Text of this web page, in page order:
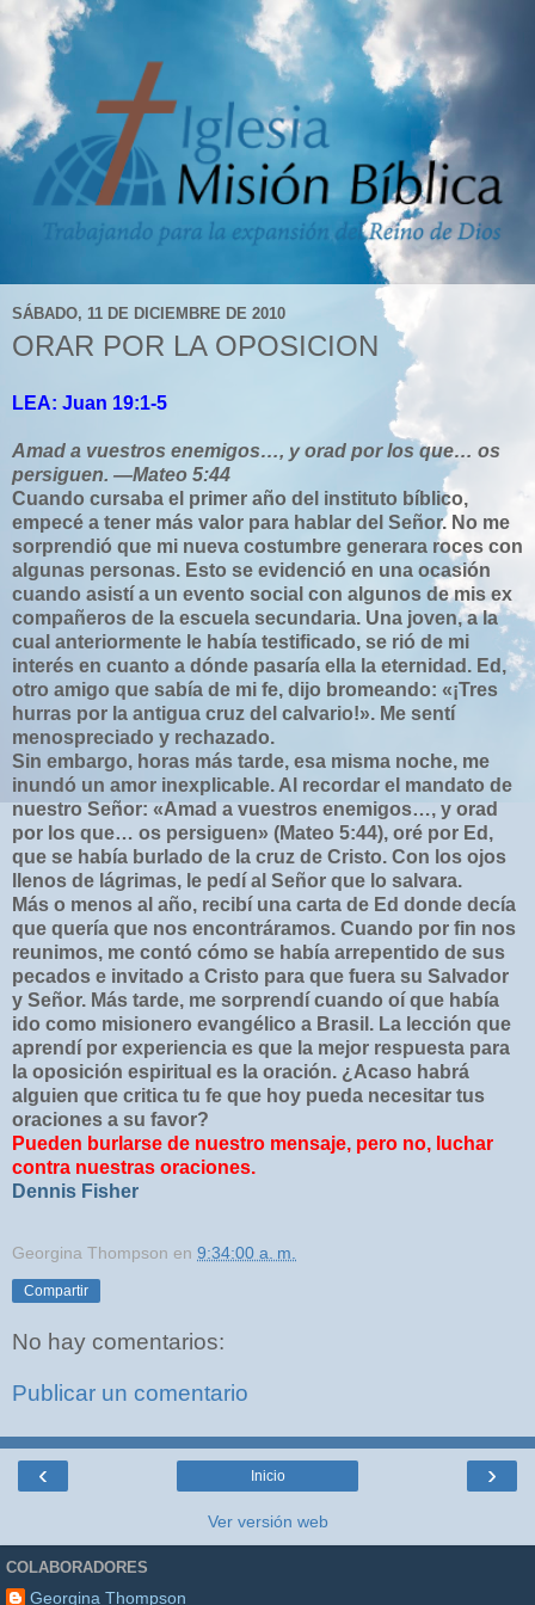
SÁBADO, 11 DE DICIEMBRE DE 2010
ORAR POR LA OPOSICION
LEA: Juan 19:1-5
Amad a vuestros enemigos…, y orad por los que… os
persiguen. —Mateo 5:44
Cuando cursaba el primer año del instituto bíblico,
empecé a tener más valor para hablar del Señor. No me
sorprendió que mi nueva costumbre generara roces con
algunas personas. Esto se evidenció en una ocasión
cuando asistí a un evento social con algunos de mis ex
compañeros de la escuela secundaria. Una joven, a la
cual anteriormente le había testificado, se rió de mi
interés en cuanto a dónde pasaría ella la eternidad. Ed,
otro amigo que sabía de mi fe, dijo bromeando: «¡Tres
hurras por la antigua cruz del calvario!». Me sentí
menospreciado y rechazado.
Sin embargo, horas más tarde, esa misma noche, me
inundó un amor inexplicable. Al recordar el mandato de
nuestro Señor: «Amad a vuestros enemigos…, y orad
por los que… os persiguen» (Mateo 5:44), oré por Ed,
que se había burlado de la cruz de Cristo. Con los ojos
llenos de lágrimas, le pedí al Señor que lo salvara.
Más o menos al año, recibí una carta de Ed donde decía
que quería que nos encontráramos. Cuando por fin nos
reunimos, me contó cómo se había arrepentido de sus
pecados e invitado a Cristo para que fuera su Salvador
y Señor. Más tarde, me sorprendí cuando oí que había
ido como misionero evangélico a Brasil. La lección que
aprendí por experiencia es que la mejor respuesta para
la oposición espiritual es la oración. ¿Acaso habrá
alguien que critica tu fe que hoy pueda necesitar tus
oraciones a su favor?
Pueden burlarse de nuestro mensaje, pero no, luchar
contra nuestras oraciones.
Dennis Fisher
Georgina Thompson en 9:34:00 a. m.
Compartir
No hay comentarios:
Publicar un comentario
‹ ›
Inicio
Ver versión web
COLABORADORES
Georgina Thompson